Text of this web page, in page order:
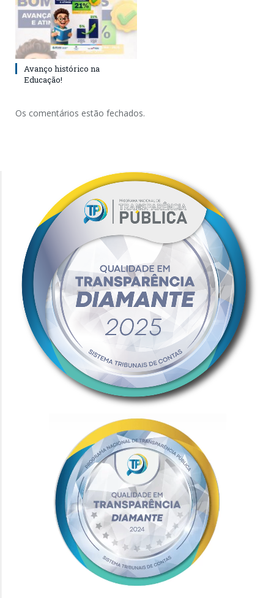
Avanço histórico na
Educação!
Os comentários estão fechados.